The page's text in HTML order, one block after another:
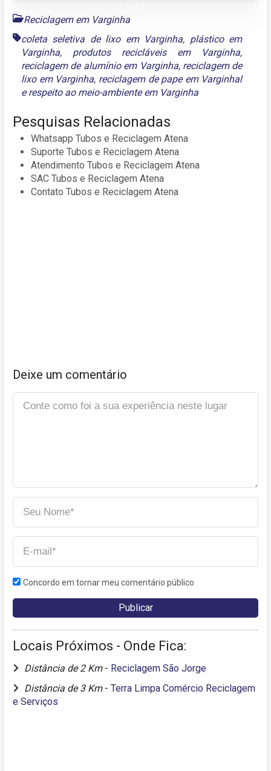
Reciclagem em Varginha
coleta seletiva de lixo em Varginha, plástico em
Varginha, produtos recicláveis em Varginha,
reciclagem de alumínio em Varginha, reciclagem de
lixo em Varginha, reciclagem de pape em Varginhal
erespeito ao meio-ambiente em Varginha
Pesquisas Relacionadas
Whatsapp Tubos e Reciclagem Atena
Suporte Tubos e Reciclagem Atena
Atendimento Tubos e Reciclagem Atena
SAC Tubos e Reciclagem Atena
Contato Tubos e Reciclagem Atena
Deixe um comentário
Concordo em tornar meu comentário público
Locais Próximos - Onde Fica:
Distância de 2 Km - Reciclagem São Jorge
Distância de 3 Km - Terra Limpa Comércio Reciclagem
e Serviços